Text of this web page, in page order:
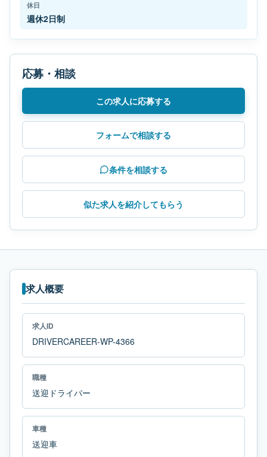
休日
週休2日制
応募・相談
この求人に応募する
フォームで相談する
条件を相談する
似た求人を紹介してもらう
求人概要
求人ID
DRIVERCAREER-WP-4366
職種
送迎ドライバー
車種
送迎車